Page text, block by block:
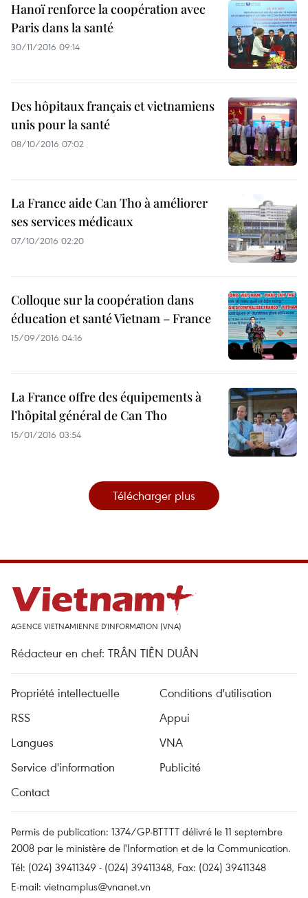
Hanoï renforce la coopération avec
Paris dans la santé
30/11/2016 09:14
Des hôpitaux français et vietnamiens
unis pour la santé
08/10/2016 07:02
La France aide Can Tho à améliorer
ses services médicaux
07/10/2016 02:20
Colloque sur la coopération dans
éducation et santé Vietnam – France
15/09/2016 04:16
La France offre des équipements à
l’hôpital général de Can Tho
15/01/2016 03:54
Télécharger plus
AGENCE VIETNAMIENNE D'INFORMATION (VNA)
Rédacteur en chef: TRÂN TIÊN DUÂN
Propriété intellectuelle
Conditions d'utilisation
RSS
Appui
Langues
VNA
Service d'information
Publicité
Contact
Permis de publication: 1374/GP-BTTTT délivré le 11 septembre
2008 par le ministère de l'Information et de la Communication.
Tél: (024) 39411349 - (024) 39411348, Fax: (024) 39411348
E-mail: vietnamplus@vnanet.vn